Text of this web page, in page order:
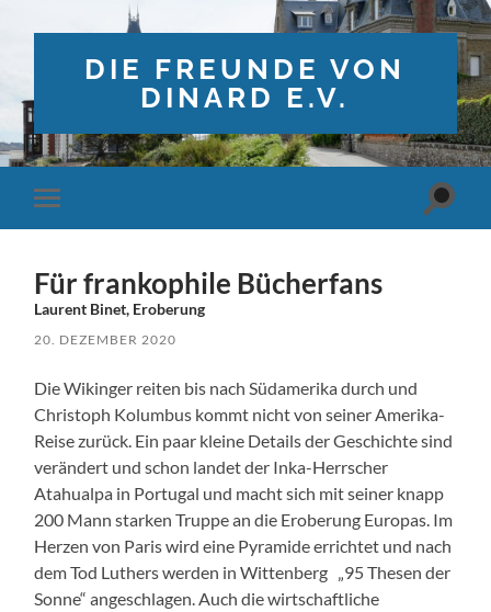
DIE FREUNDE VON
DINARD E.V.
Mobile-
Menü
Für frankophile Bücherfans
Laurent Binet, Eroberung
20. DEZEMBER 2020
Die Wikinger reiten bis nach Südamerika durch und
Christoph Kolumbus kommt nicht von seiner Amerika-
Reise zurück. Ein paar kleine Details der Geschichte sind
verändert und schon landet der Inka-Herrscher
Atahualpa in Portugal und macht sich mit seiner knapp
200 Mann starken Truppe an die Eroberung Europas. Im
Herzen von Paris wird eine Pyramide errichtet und nach
dem Tod Luthers werden in Wittenberg „95 Thesen der
Sonne“ angeschlagen. Auch die wirtschaftliche